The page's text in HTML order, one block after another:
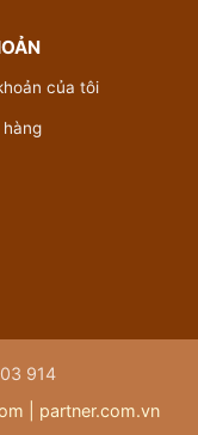
của tôi
hàng
914
| partner.com.vn